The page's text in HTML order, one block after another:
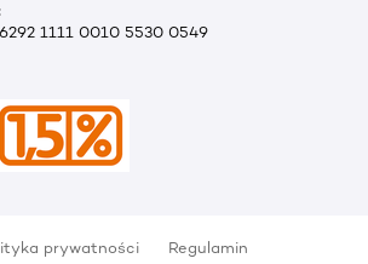
1111 0010 5530 0549
prywatności Regulamin